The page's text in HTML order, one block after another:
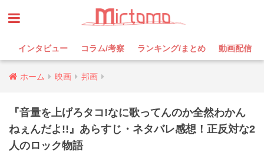
インタビュー コラム/考察 ランキング/まとめ 動画配信
ホーム 映画 邦画
『音量を上げろタコ!なに歌ってんのか全然わかん
ねぇんだよ!!』あらすじ・ネタバレ感想！正反対な2
人のロック物語